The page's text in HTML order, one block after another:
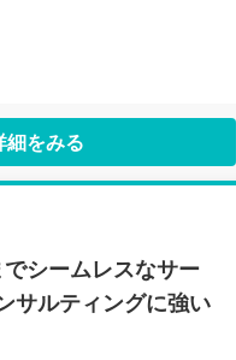
細をみる
シームレスなサー
サルティングに強い